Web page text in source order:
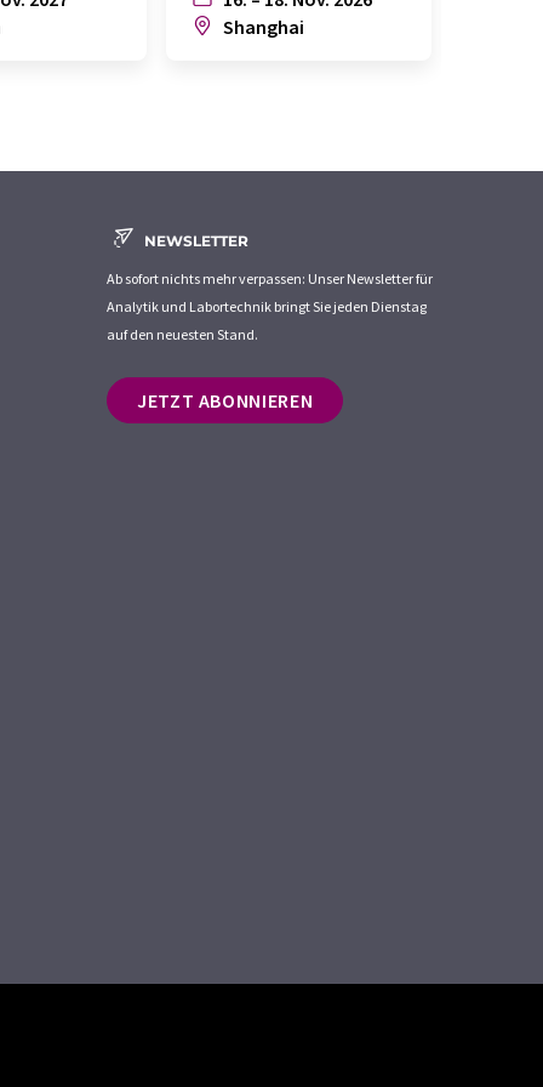
Shanghai
NEWSLETTER
Ab sofort nichts mehr verpassen: Unser Newsletter für
Analytik und Labortechnik bringt Sie jeden Dienstag
auf den neuesten Stand.
JETZT ABONNIEREN